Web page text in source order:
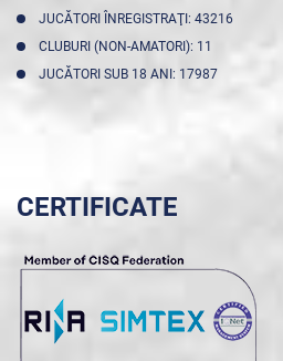
JUCĂTORI ÎNREGISTRAŢI: 43216
CLUBURI (NON-AMATORI): 11
JUCĂTORI SUB 18 ANI: 17987
CERTIFICATE